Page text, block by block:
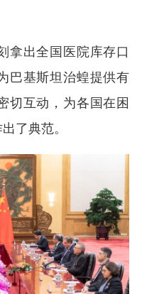
出全国医院库存口
巴基斯坦治蝗提供有
切互动，为各国在困
了典范。